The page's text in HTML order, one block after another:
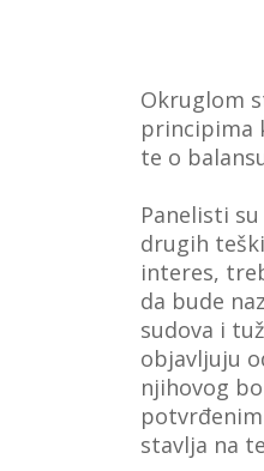
Okruglom
principima
te o
Panelisti
drugih
interes,
da bude
sudova i
objavljuju
njihovog
stavlja na